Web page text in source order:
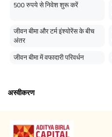
500 रुपये से निवेश शुरू करें
जीवन बीमा और टर्म इंश्योरेंस के बीच
अंतर
जीवन बीमा में वफादारी परिवर्धन
अस्वीकरण